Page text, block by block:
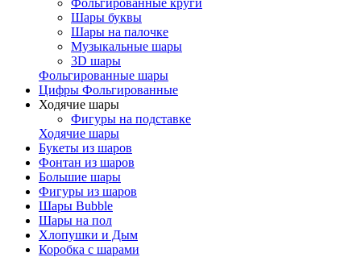
Фольгированные круги
Шары буквы
Шары на палочке
Музыкальные шары
3D шары
Фольгированные шары
Цифры Фольгированные
Ходячие шары
Фигуры на подставке
Ходячие шары
Букеты из шаров
Фонтан из шаров
Большие шары
Фигуры из шаров
Шары Bubble
Шары на пол
Хлопушки и Дым
Коробка с шарами